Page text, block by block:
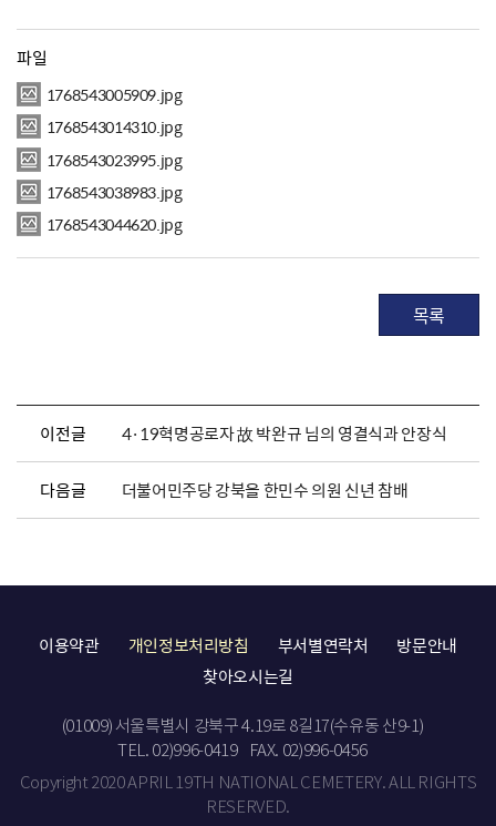
파일
1768543005909.jpg
1768543014310.jpg
1768543023995.jpg
1768543038983.jpg
1768543044620.jpg
목록
이전글 4·19혁명공로자 故 박완규 님의 영결식과 안장식
다음글 더불어민주당 강북을 한민수 의원 신년 참배
이용약관 개인정보처리방침 부서별연락처
방문안내
찾아오시는길
(01009) 서울특별시 강북구 4.19로 8길17(수유동 산9-1)
TEL. 02)996-0419
FAX. 02)996-0456
Copyright 2020 APRIL 19TH NATIONAL CEMETERY. ALL RIGHTS
RESERVED.